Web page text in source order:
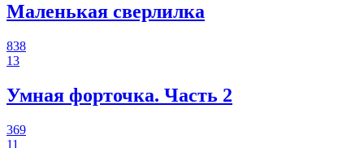
Маленькая сверлилка
838
13
Умная форточка. Часть 2
369
11